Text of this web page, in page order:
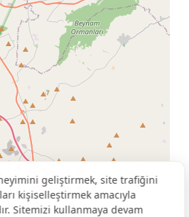
geliştirmek, site trafiğini
kişiselleştirmek amacıyla
Sitemizi kullanmaya devam